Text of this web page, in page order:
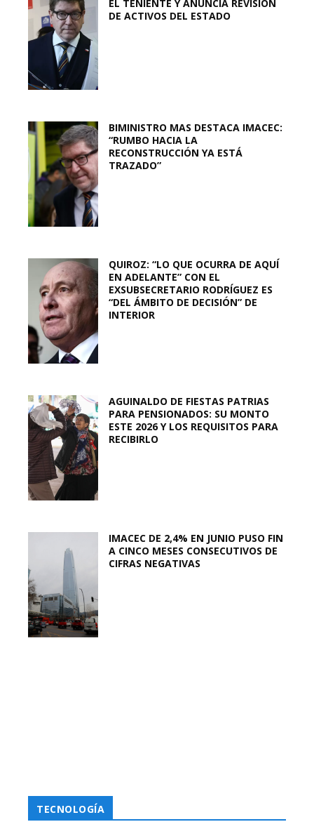
EL TENIENTE Y ANUNCIA REVISIÓN
DE ACTIVOS DEL ESTADO
BIMINISTRO MAS DESTACA IMACEC:
“RUMBO HACIA LA
RECONSTRUCCIÓN YA ESTÁ
TRAZADO”
QUIROZ: “LO QUE OCURRA DE AQUÍ
EN ADELANTE” CON EL
EXSUBSECRETARIO RODRÍGUEZ ES
“DEL ÁMBITO DE DECISIÓN” DE
INTERIOR
AGUINALDO DE FIESTAS PATRIAS
PARA PENSIONADOS: SU MONTO
ESTE 2026 Y LOS REQUISITOS PARA
RECIBIRLO
IMACEC DE 2,4% EN JUNIO PUSO FIN
A CINCO MESES CONSECUTIVOS DE
CIFRAS NEGATIVAS
TECNOLOGÍA